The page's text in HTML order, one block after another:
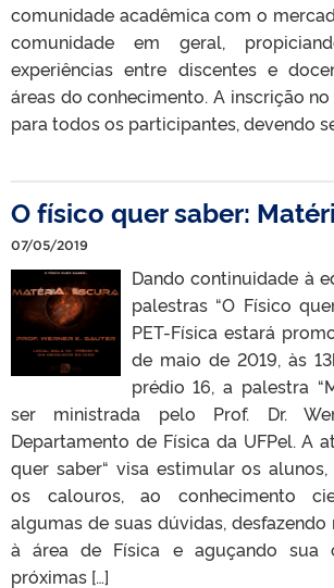
comunidade acadêmica com o
comunidade em geral,
experiências entre discentes e
áreas do conhecimento. A inscrição
para todos os participantes, devendo
O físico quer saber:
07/05/2019
Dando continuidade à
palestras “O Físico
PET-Física estará
de maio de 2019, às
prédio 16, a palestra
ser ministrada pelo Prof. Dr.
Departamento de Física da UFPel. A
quer saber“ visa estimular os
os calouros, ao conhecimento
algumas de suas dúvidas,
à área de Física e aguçando sua
próximas […]